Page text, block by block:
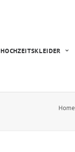
HOCHZEITSKLEIDER
Home